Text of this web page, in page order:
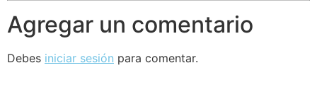
Agregar un comentario
Debes iniciar sesión para comentar.